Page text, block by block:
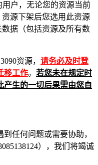
用户，无论您的资源当前
资源下架后您选用此资源
数据（包括资源及所有数
资源， 请务必及时登
移工作。 若您未在规定时
产生的一切后果需由您自
任何问题或需要协助，
），我们将竭诚